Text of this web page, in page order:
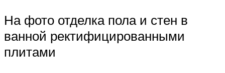
На фото отделка пола и стен в
ванной ректифицированными
плитами